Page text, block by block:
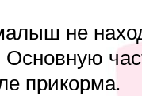
не
Основную
прикорма.